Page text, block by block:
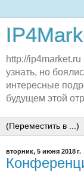
http://
узнать, но
интересные
будущем этой
вторник, 5 июня 2018 г.